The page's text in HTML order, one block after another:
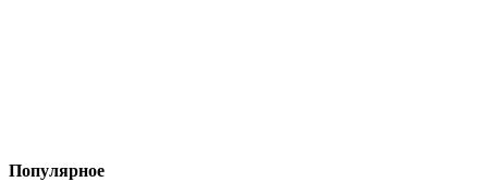
Популярное